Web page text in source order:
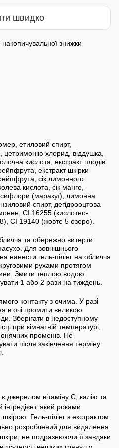
швидко
знижки
етиловий спирт,
цетримонію хлорид, віддушка,
кислота, екстракт плодів
екстракт шкірки
сік лимонного
кислота, сік манго,
(маракуї), лимонна
спирт, дегідрооцтова
CI 16255 (кислотно-
CI 19140 (жовте 5 озеро).
та обережно витерти
Для зовнішнього
нанести гель-пілінг на обличчя
рухами протягом
Змити теплою водою.
1 або 2 рази на тиждень.
контакту з очима. У разі
в очі промити великою
Зберігати в недоступному
при кімнатній температурі,
променів. Не
після закінчення терміну
джерелом вітаміну С, калію та
інгредієнт, який роками
Гель-пілінг з екстрактом
розроблений для видалення
шкіри, не подразнюючи її завдяки